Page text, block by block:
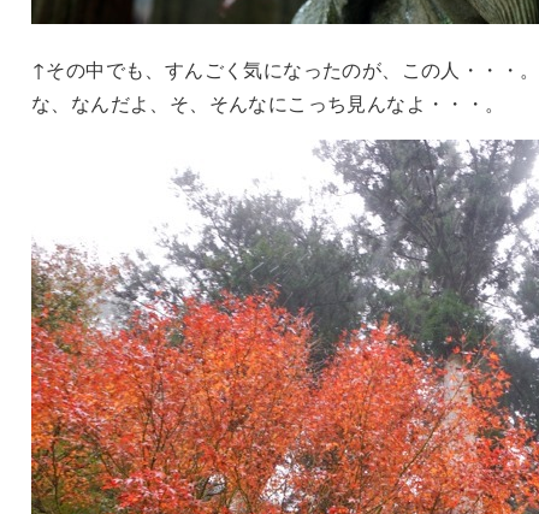
↑その中でも、すんごく気になったのが、この人・・・。
な、なんだよ、そ、そんなにこっち見んなよ・・・。